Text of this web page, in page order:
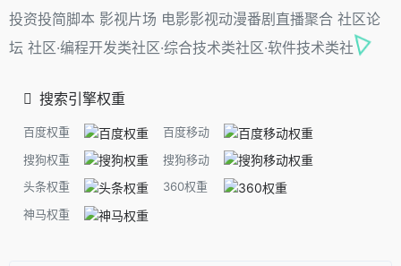
投资投简脚本 影视片场 电影影视动漫番剧直播聚合 社区论
坛 社区·编程开发类社区·综合技术类社区·软件技术类社
搜索引擎权重
百度权重
百度移动
搜狗权重
搜狗移动
头条权重
360权重
神马权重